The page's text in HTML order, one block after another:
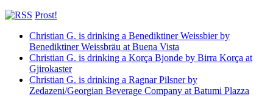
Prost!
Christian G. is drinking a Benediktiner Weissbier by
Benediktiner Weissbräu at Buena Vista
Christian G. is drinking a Korça Bjonde by Birra Korça at
Gjirokaster
Christian G. is drinking a Ragnar Pilsner by
Zedazeni/Georgian Beverage Company at Batumi Plazza